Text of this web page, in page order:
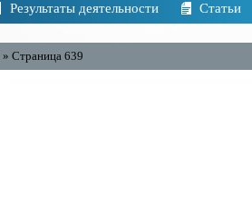
Результаты деятельности Статьи
» Страница 639